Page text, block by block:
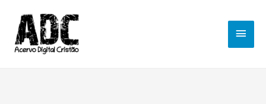
para
conteúdo